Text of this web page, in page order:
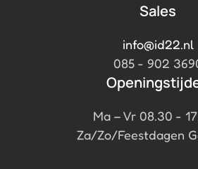
Sales
info@id22.nl
085 - 902
Ma – Vr 08.30 -
Za/Zo/Feestdagen